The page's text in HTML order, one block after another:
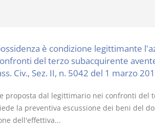
è condizione legittimante
del terzo subacquirente
Civ., Sez. II, n. 5042 del 1 marzo
proposta dal legittimario nei confronti del
la preventiva escussione dei beni del
dell'effettiva...
ebook